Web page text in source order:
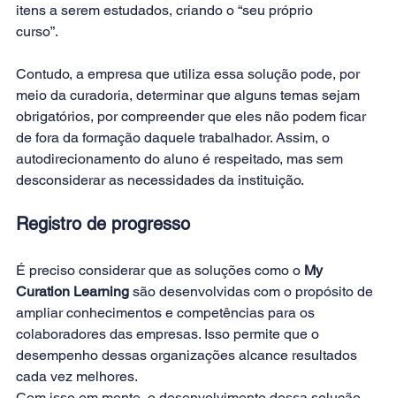
itens a serem estudados, criando o “seu próprio
curso”.
Contudo, a empresa que utiliza essa solução pode, por
meio da curadoria, determinar que alguns temas sejam
obrigatórios, por compreender que eles não podem ficar
de fora da formação daquele trabalhador. Assim, o
autodirecionamento do aluno é respeitado, mas sem
desconsiderar as necessidades da instituição.
Registro de progresso
É preciso considerar que as soluções como o My
Curation Learning são desenvolvidas com o propósito de
ampliar conhecimentos e competências para os
colaboradores das empresas. Isso permite que o
desempenho dessas organizações alcance resultados
cada vez melhores.